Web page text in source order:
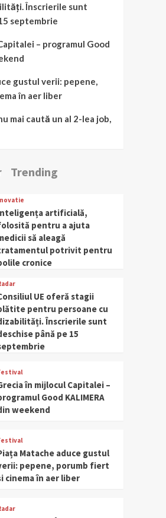
Înscrierile sunt
septembrie
– programul Good
gustul verii: pepene,
în aer liber
mai caută un al 2-lea job,
Trending
artificială,
pentru a ajuta
să aleagă
potrivit pentru
cronice
UE oferă stagii
pentru persoane cu
Înscrierile sunt
până pe 15
în mijlocul Capitalei –
Good KALIMERA
weekend
Matache aduce gustul
pepene, porumb fiert
cinema în aer liber